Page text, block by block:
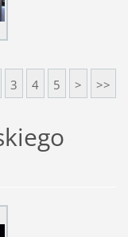
3 4 5 > >>